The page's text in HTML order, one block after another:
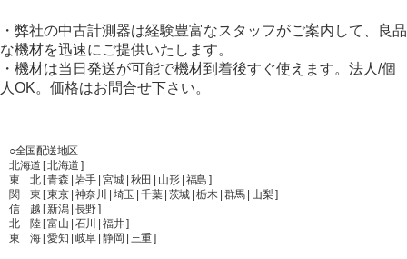
・弊社の中古計測器は経験豊富なスタッフがご案内して、良品
な機材を迅速にご提供いたします。
・機材は当日発送が可能で機材到着後すぐ使えます。法人/個
人OK。価格はお問合せ下さい。
○全国配送地区
北海道 [ 北海道 ]
東 北 [ 青森 | 岩手 | 宮城 | 秋田 | 山形 | 福島 ]
関 東 [ 東京 | 神奈川 | 埼玉 | 千葉 | 茨城 | 栃木 | 群馬 | 山梨 ]
信 越 [ 新潟 | 長野 ]
北 陸 [ 富山 | 石川 | 福井 ]
東 海 [ 愛知 | 岐阜 | 静岡 | 三重 ]